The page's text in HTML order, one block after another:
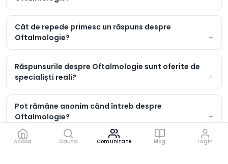
Cât de repede primesc un răspuns despre
Oftalmologie?
Răspunsurile despre Oftalmologie sunt oferite de
specialiști reali?
Pot rămâne anonim când întreb despre
Oftalmologie?
Acasa Cauta Comunitate Blog Login